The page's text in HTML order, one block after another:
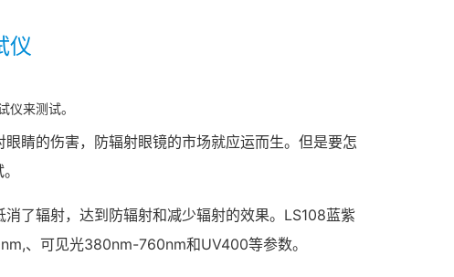
仪
来测试。
睛的伤害，防辐射眼镜的市场就应运而生。但是要怎
了辐射，达到防辐射和减少辐射的效果。LS108蓝紫
、可见光380nm-760nm和UV400等参数。